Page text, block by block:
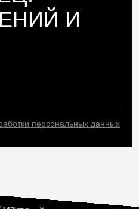
И
персональных данных